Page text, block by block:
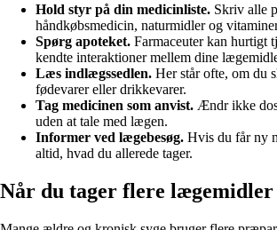
Hold styr på din medicinliste. Skriv alle
håndkøbsmedicin, naturmidler og
Spørg apoteket. Farmaceuter kan hurtigt
kendte interaktioner mellem dine
Læs indlægssedlen. Her står ofte, om du
fødevarer eller drikkevarer.
Tag medicinen som anvist. Ændr ikke
uden at tale med lægen.
Informer ved lægebesøg. Hvis du får ny
altid, hvad du allerede tager.
Når du tager flere lægemidler